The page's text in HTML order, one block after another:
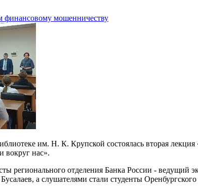
финансовому мошенничеству
им. Н. К. Крупской состоялась вторая
вокруг нас».
регионального отделения Банка России - ведущий
а слушателями стали студенты